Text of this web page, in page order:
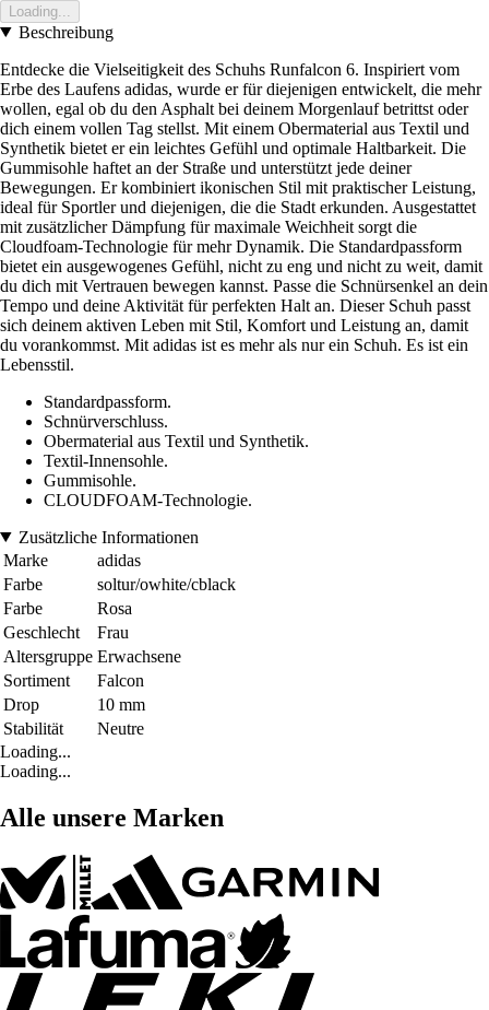
Loading...
Beschreibung
Entdecke die Vielseitigkeit des Schuhs Runfalcon 6. Inspiriert vom
Erbe des Laufens adidas, wurde er für diejenigen entwickelt, die mehr
wollen, egal ob du den Asphalt bei deinem Morgenlauf betrittst oder
dich einem vollen Tag stellst. Mit einem Obermaterial aus Textil und
Synthetik bietet er ein leichtes Gefühl und optimale Haltbarkeit. Die
Gummisohle haftet an der Straße und unterstützt jede deiner
Bewegungen. Er kombiniert ikonischen Stil mit praktischer Leistung,
ideal für Sportler und diejenigen, die die Stadt erkunden. Ausgestattet
mit zusätzlicher Dämpfung für maximale Weichheit sorgt die
Cloudfoam-Technologie für mehr Dynamik. Die Standardpassform
bietet ein ausgewogenes Gefühl, nicht zu eng und nicht zu weit, damit
du dich mit Vertrauen bewegen kannst. Passe die Schnürsenkel an dein
Tempo und deine Aktivität für perfekten Halt an. Dieser Schuh passt
sich deinem aktiven Leben mit Stil, Komfort und Leistung an, damit
du vorankommst. Mit adidas ist es mehr als nur ein Schuh. Es ist ein
Lebensstil.
Standardpassform.
Schnürverschluss.
Obermaterial aus Textil und Synthetik.
Textil-Innensohle.
Gummisohle.
CLOUDFOAM-Technologie.
Zusätzliche Informationen
Marke
adidas
Farbe
soltur/owhite/cblack
Farbe
Rosa
Geschlecht
Frau
Altersgruppe Erwachsene
Sortiment
Falcon
Drop
10 mm
Stabilität
Neutre
Loading...
Loading...
Alle unsere Marken